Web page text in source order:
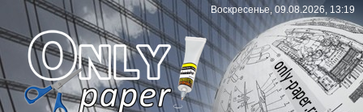
Воскресенье, 09.08.2026, 13:19